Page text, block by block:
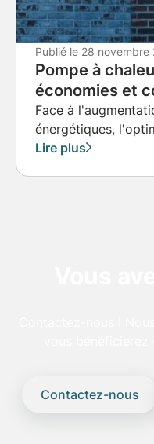
Publié le 28 novembre
Pompe à
économies et
Face à
énergétiques,
de chauffage
Lire plus
Contactez-nous